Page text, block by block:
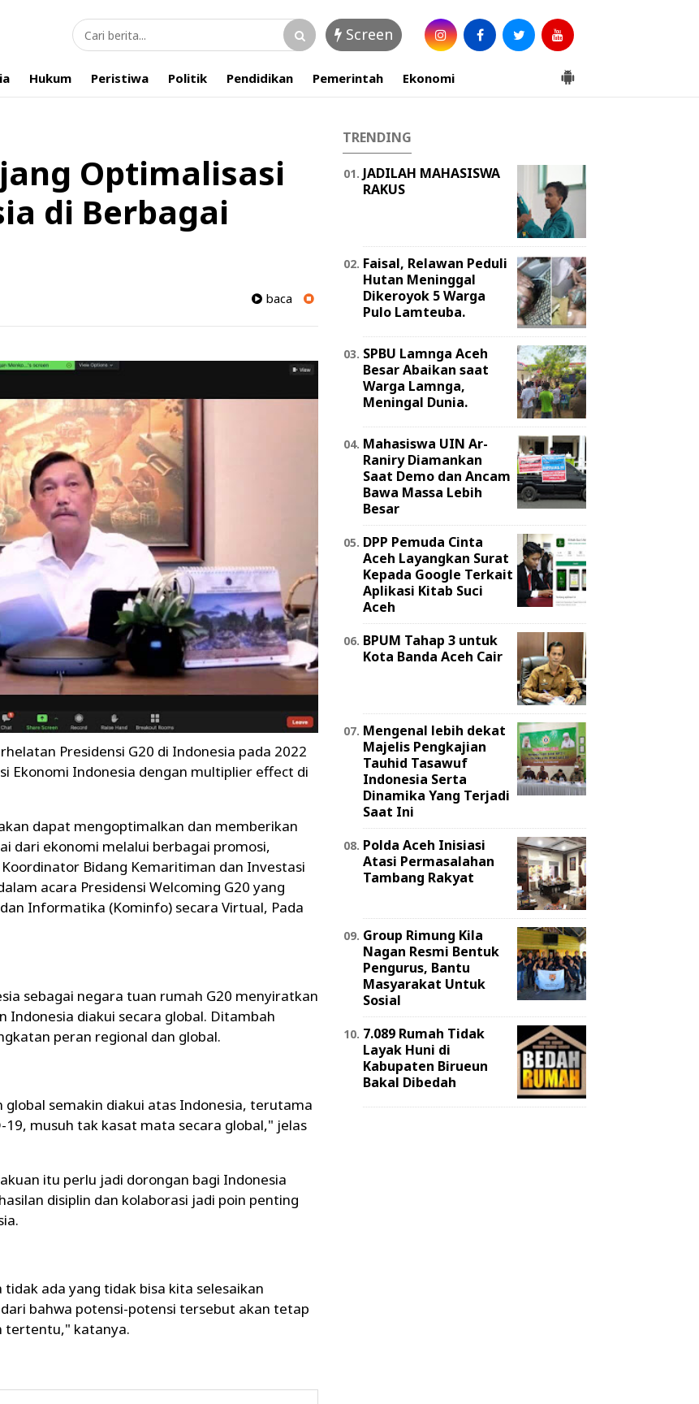
Screen
Hukum Peristiwa Politik Pendidikan Pemerintah Ekonomi
Optimalisasi
di Berbagai
baca
Presidensi G20 di Indonesia pada 2022
Ekonomi Indonesia dengan multiplier effect di
dapat mengoptimalkan dan memberikan
dari ekonomi melalui berbagai promosi,
Bidang Kemaritiman dan Investasi
acara Presidensi Welcoming G20 yang
Informatika (Kominfo) secara Virtual, Pada
sebagai negara tuan rumah G20 menyiratkan
Indonesia diakui secara global. Ditambah
peran regional dan global.
global semakin diakui atas Indonesia, terutama
musuh tak kasat mata secara global," jelas
itu perlu jadi dorongan bagi Indonesia
disiplin dan kolaborasi jadi poin penting
ada yang tidak bisa kita selesaikan
bahwa potensi-potensi tersebut akan tetap
tertentu," katanya.
TRENDING
JADILAH MAHASISWA
RAKUS
Faisal, Relawan Peduli
Hutan Meninggal
Dikeroyok 5 Warga
Pulo Lamteuba.
SPBU Lamnga Aceh
Besar Abaikan saat
Warga Lamnga,
Meningal Dunia.
Mahasiswa UIN Ar-
Raniry Diamankan
Saat Demo dan Ancam
Bawa Massa Lebih
Besar
DPP Pemuda Cinta
Aceh Layangkan Surat
Kepada Google Terkait
Aplikasi Kitab Suci
Aceh
BPUM Tahap 3 untuk
Kota Banda Aceh Cair
Mengenal lebih dekat
Majelis Pengkajian
Tauhid Tasawuf
Indonesia Serta
Dinamika Yang Terjadi
Saat Ini
Polda Aceh Inisiasi
Atasi Permasalahan
Tambang Rakyat
Group Rimung Kila
Nagan Resmi Bentuk
Pengurus, Bantu
Masyarakat Untuk
Sosial
7.089 Rumah Tidak
Layak Huni di
Kabupaten Birueun
Bakal Dibedah